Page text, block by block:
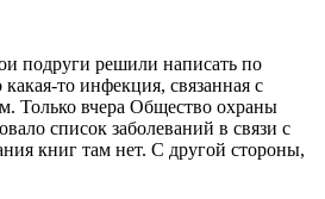
подруги решили написать по
то инфекция, связанная с
Только вчера Общество охраны
список заболеваний в связи с
книг там нет. С другой стороны,